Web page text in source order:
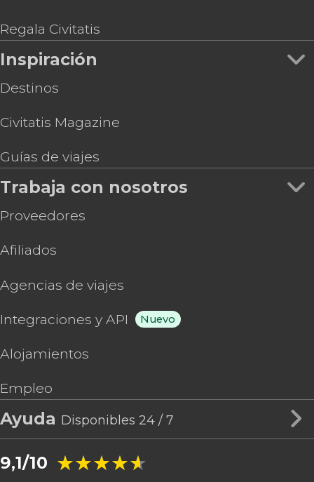
Regala Civitatis
Inspiración
Destinos
Civitatis Magazine
Guías de viajes
Trabaja con nosotros
Proveedores
Afiliados
Agencias de viajes
Integraciones y API Nuevo
Alojamientos
Empleo
Ayuda Disponibles 24 / 7
9,1/10 ★★★★★
★★★★★